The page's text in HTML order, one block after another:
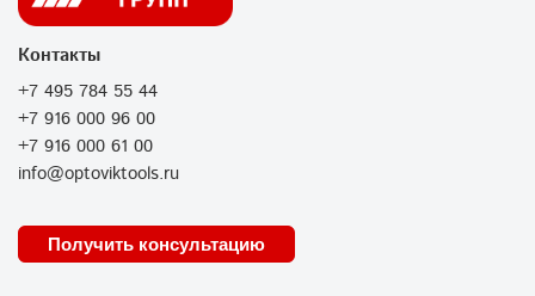
Контакты
+7 495 784 55 44
+7 916 000 96 00
+7 916 000 61 00
info@optoviktools.ru
Получить консультацию